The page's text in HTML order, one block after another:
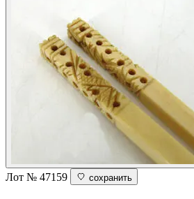
Лот № 47159 сохранить